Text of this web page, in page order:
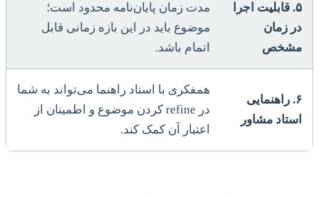
۵. قابلیت اجرا
در زمان
مشخص
مدت زمان پایان‌نامه محدود است؛
موضوع باید در این بازه زمانی قابل
اتمام باشد.
۶. راهنمایی
استاد مشاور
همفکری با استاد راهنما می‌تواند به شما
در refine کردن موضوع و اطمینان از
اعتبار آن کمک کند.